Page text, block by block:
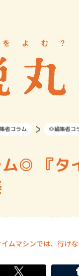
者コラム ◎編集者コ
◎ 『タ
イムマシンでは、行け